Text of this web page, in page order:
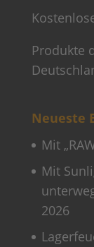
Produkte
Neueste
Mit
Mit
2026